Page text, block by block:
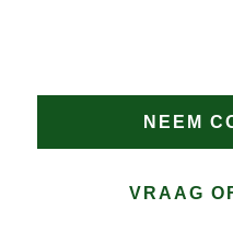
NEEM
VRAAG